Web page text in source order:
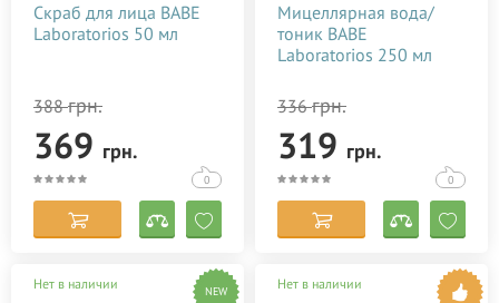
Скраб для лица BABE
Laboratorios 50 мл
388грн.
369 грн.
0
Мицеллярная вода/
тоник BABE
Laboratorios 250 мл
336грн.
319 грн.
0
Нет в наличии NEW Нет в наличии